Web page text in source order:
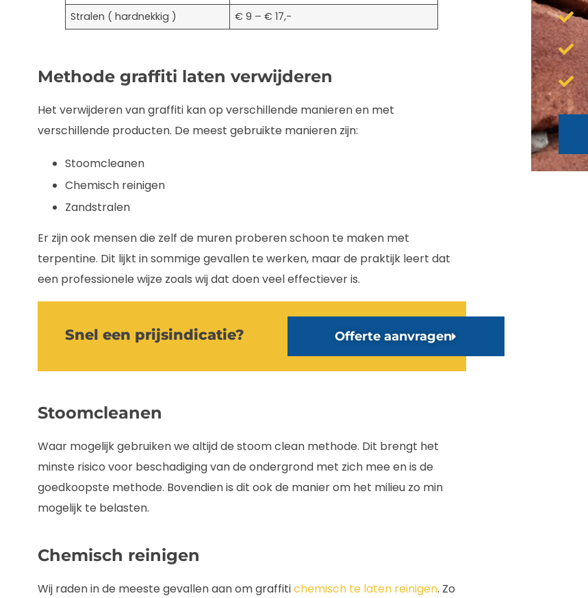
Stralen ( hardnekkig ) € 9 – € 17,-
Methode graffiti laten verwijderen
Het verwijderen van graffiti kan op verschillende manieren en met
verschillende producten. De meest gebruikte manieren zijn:
Stoomcleanen
Chemisch reinigen
Zandstralen
Er zijn ook mensen die zelf de muren proberen schoon te maken met
terpentine. Dit lijkt in sommige gevallen te werken, maar de praktijk leert dat
een professionele wijze zoals wij dat doen veel effectiever is.
Snel een prijsindicatie? Offerte aanvragen
Stoomcleanen
Waar mogelijk gebruiken we altijd de stoom clean methode. Dit brengt het
minste risico voor beschadiging van de ondergrond met zich mee en is de
goedkoopste methode. Bovendien is dit ook de manier om het milieu zo min
mogelijk te belasten.
Chemisch reinigen
Wij raden in de meeste gevallen aan om graffitichemisch te laten reinigen. Zo